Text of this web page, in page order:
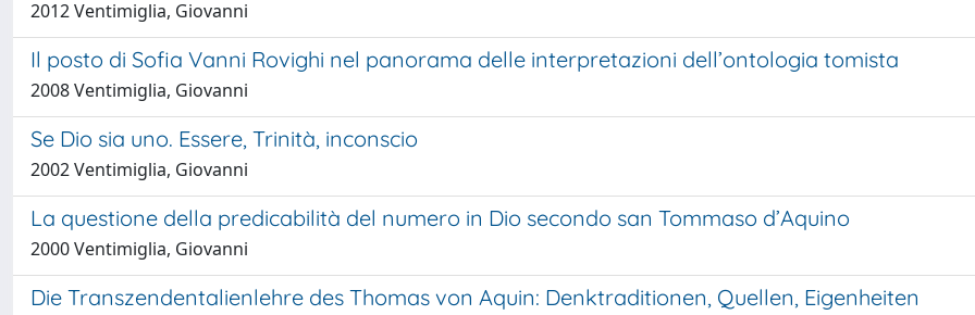
2012 Ventimiglia, Giovanni
Il posto di Sofia Vanni Rovighi nel panorama delle interpretazioni dell’ontologia tomista
2008 Ventimiglia, Giovanni
Se Dio sia uno. Essere, Trinità, inconscio
2002 Ventimiglia, Giovanni
La questione della predicabilità del numero in Dio secondo san Tommaso d’Aquino
2000 Ventimiglia, Giovanni
Die Transzendentalienlehre des Thomas von Aquin: Denktraditionen, Quellen, Eigenheiten